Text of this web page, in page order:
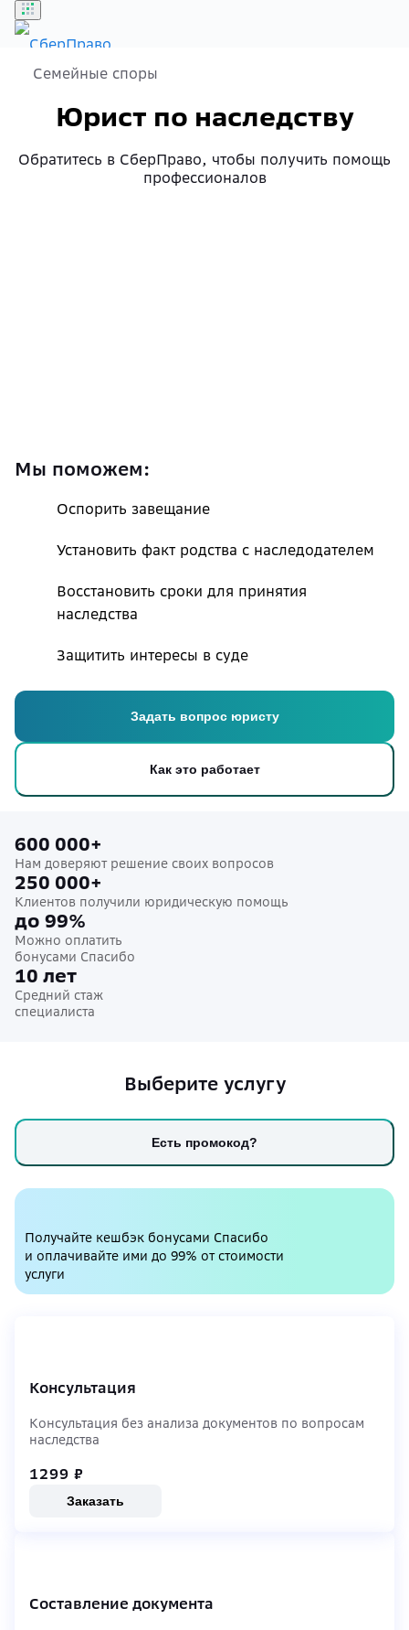
Войти
Семейные споры
Юрист по наследству
Обратитесь в СберПраво, чтобы получить помощь
профессионалов
Мы поможем:
Оспорить завещание
Установить факт родства с наследодателем
Восстановить сроки для принятия
наследства
Защитить интересы в суде
Задать вопрос юристу
Как это работает
600 000+
Нам доверяют решение своих вопросов
250 000+
Клиентов получили юридическую помощь
до 99%
Можно оплатить
бонусами Спасибо
10 лет
Средний стаж
специалиста
Выберите услугу
Есть промокод?
Получайте кешбэк бонусами Спасибо
и оплачивайте ими до 99% от стоимости
услуги
Консультация
Консультация без анализа документов по вопросам
наследства
1299 ₽
Заказать
Составление документа